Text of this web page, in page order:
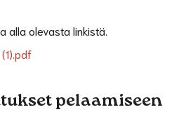
alla olevasta linkistä.
pelaamiseen